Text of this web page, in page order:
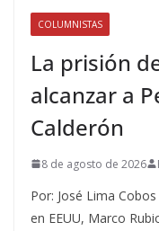
COLUMNISTAS
La prisión
alcanzar a
Calderón
8 de agosto de 2026
Por: José Lima
en EEUU, Marco